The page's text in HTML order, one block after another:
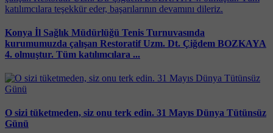
Konya İl Sağlık Müdürlüğü Tenis Turnuvasında
kurumumuzda çalışan Restoratif Uzm. Dt. Çiğdem BOZKAYA
4. olmuştur. Tüm katılımcılara ...
O sizi tüketmeden, siz onu terk edin. 31 Mayıs Dünya Tütünsüz
Günü